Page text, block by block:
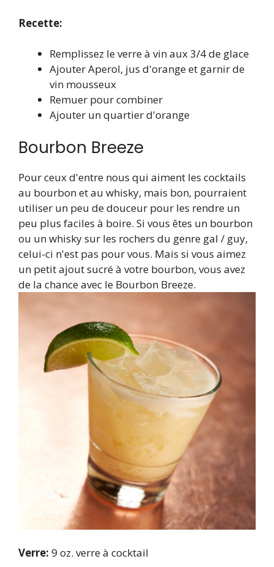
Recette:
Remplissez le verre à vin aux 3/4 de glace
Ajouter Aperol, jus d'orange et garnir de
vin mousseux
Remuer pour combiner
Ajouter un quartier d'orange
Bourbon Breeze
Pour ceux d'entre nous qui aiment les cocktails
au bourbon et au whisky, mais bon, pourraient
utiliser un peu de douceur pour les rendre un
peu plus faciles à boire. Si vous êtes un bourbon
ou un whisky sur les rochers du genre gal / guy,
celui-ci n'est pas pour vous. Mais si vous aimez
un petit ajout sucré à votre bourbon, vous avez
de la chance avec le Bourbon Breeze.
Verre: 9 oz. verre à cocktail